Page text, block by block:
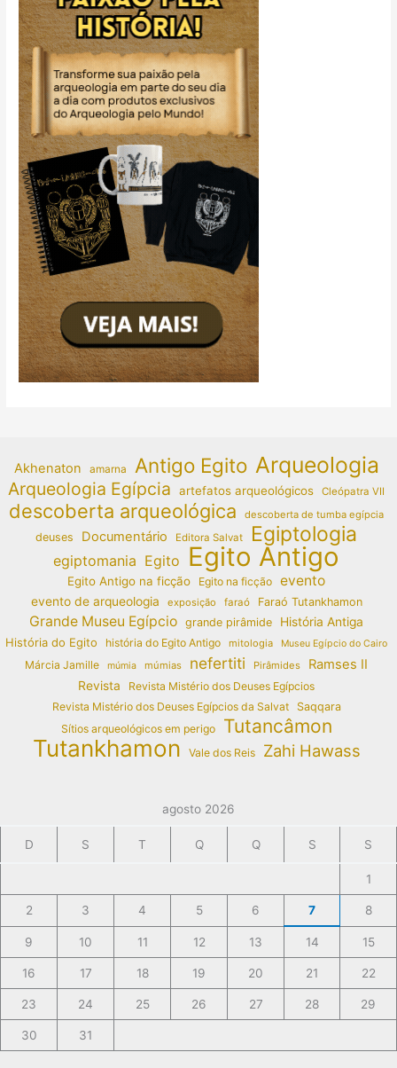
Akhenaton amarna Antigo Egito Arqueologia
Arqueologia Egípcia artefatos arqueológicos Cleópatra VII
descoberta arqueológica descoberta de tumba egípcia
deuses Documentário Editora Salvat Egiptologia
egiptomania Egito Egito Antigo
Egito Antigo na ficção Egito na ficção evento
evento de arqueologia exposição faraó Faraó Tutankhamon
Grande Museu Egípcio grande pirâmide
História Antiga
História do Egito
história do Egito Antigo mitologia Museu Egípcio do Cairo
Márcia Jamille múmia múmias nefertiti Pirâmides Ramses II
Revista
Revista Mistério dos Deuses Egípcios
Revista Mistério dos Deuses Egípcios da Salvat
Saqqara
Sítios arqueológicos em perigo
Tutancâmon
Tutankhamon Vale dos Reis Zahi Hawass
agosto 2026
D S T Q Q S S
1
2 3 4 5 6 7 8
9 10 11 12 13 14 15
16 17 18 19 20 21 22
23 24 25 26 27 28 29
30 31